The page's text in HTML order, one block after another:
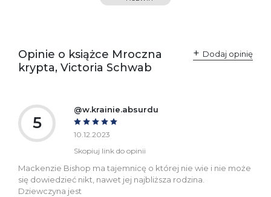
odpowiedzialne za
zgodność produktu z
przepisami:
ul. Fredry 8
61-701 Poznań
Ostrzeżenia oraz
informacje dotyczące
bezpieczeństwa:
Opinie o książce Mroczna
krypta, Victoria Schwab
Dodaj opinię
5
@w.krainie.absurdu
10.12.2023
Skopiuj link do opinii
Mackenzie Bishop ma tajemnicę o której nie wie i nie może
się dowiedzieć nikt, nawet jej najbliższa rodzina.
Dziewczyna jest